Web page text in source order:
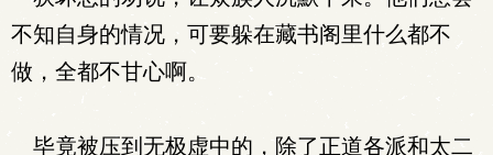
不知自身的情况，可要躲在藏书阁里什么都不
做，全都不甘心啊。
毕竟被压到无极虚中的，除了正道各派和太二